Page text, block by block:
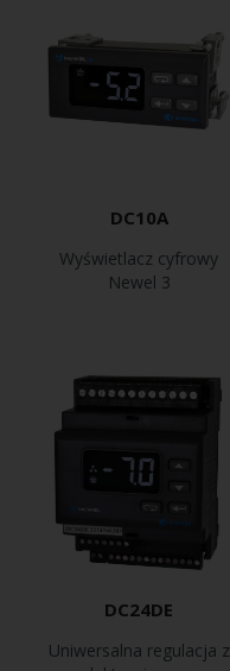
DC10A
Wyświetlacz cyfrowy
Newel 3
DC24DE
Uniwersalna regulacja z